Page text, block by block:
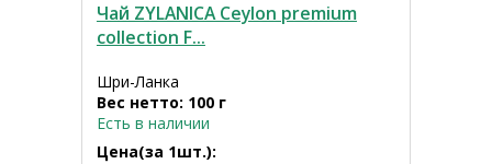
Чай ZYLANICA Ceylon premium
collection F...
Шри-Ланка
Вес нетто: 100 г
Есть в наличии
Цена(за 1шт.):